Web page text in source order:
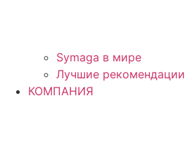
Symaga в мире
Лучшие рекомендации
КОМПАНИЯ